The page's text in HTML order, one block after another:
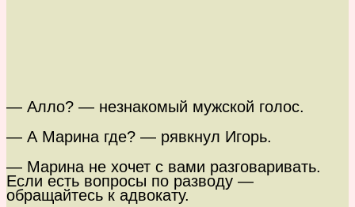
— Алло? — незнакомый мужской голос.
— А Марина где? — рявкнул Игорь.
— Марина не хочет с вами разговаривать.
Если есть вопросы по разводу —
обращайтесь к адвокату.